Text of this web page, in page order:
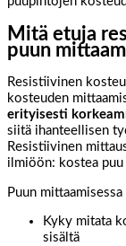
Mitä etuja
puun
Resistiivinen
kosteuden
erityisesti
siitä ihanteellisen
Resistiivinen
ilmiöön: kostea puu
Puun
Kyky mitata
sisältä